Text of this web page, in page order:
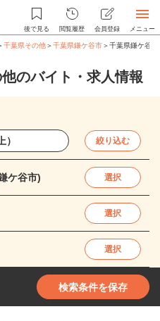
後で見る 閲覧履歴 会員登録 メニュー
千葉県その他＞千葉県鎌ケ谷市＞千葉県鎌ケ谷
のバイト・求人情報
絞り込む
ケ谷市) 選択
選択
選択
検索条件を保存